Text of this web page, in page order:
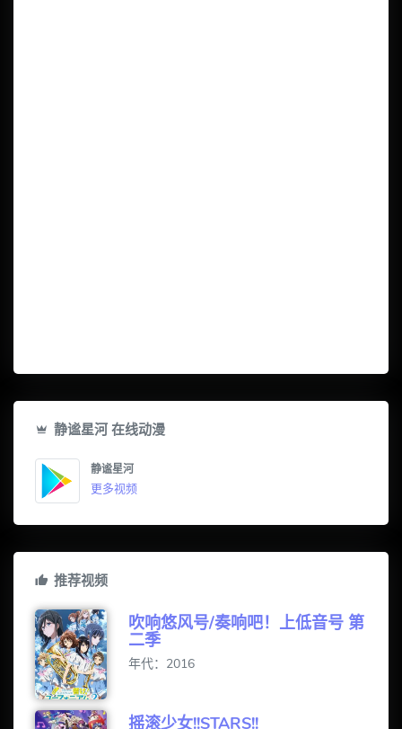
静谧星河 在线动漫
静谧星河
更多视频
推荐视频
吹响悠风号/奏响吧！上低音号 第
二季
年代：2016
摇滚少女!!STARS!!